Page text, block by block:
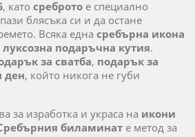
, като среброто е специално
блясъка си и да остане
Всяка една сребърна икона
подаръчна кутия.
за сватба, подарък за
ден, който никога не губи
за изработка и украса на икони
биламинат е метод за